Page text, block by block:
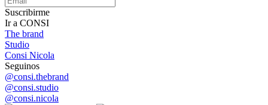
Suscribirme
Ir a CONSI
The brand
Studio
Consi Nicola
Seguinos
@consi.thebrand
@consi.studio
@consi.nicola